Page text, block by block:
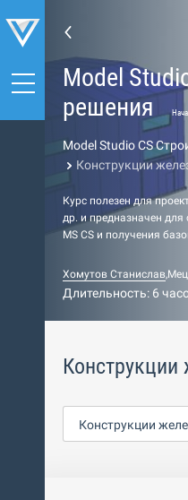
Model
решения
Model Studio CS
Конструкции
Курс полезен для
др. и предназначен
МS СS и получения
Хомутов Станислав,
Длительность: 6
Конструкции